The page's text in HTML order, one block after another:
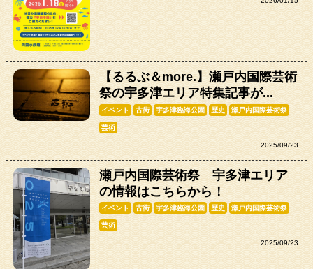
【るるぶ＆more.】瀬戸内国際芸術
祭の宇多津エリア特集記事が...
イベント 古街 宇多津臨海公園 歴史 瀬戸内国際芸術祭
芸術
2025/09/23
瀬戸内国際芸術祭 宇多津エリア
の情報はこちらから！
イベント 古街 宇多津臨海公園 歴史 瀬戸内国際芸術祭
芸術
2025/09/23